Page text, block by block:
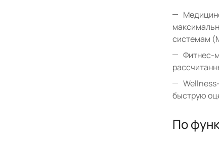
системам
Фитнес-
быструю
По